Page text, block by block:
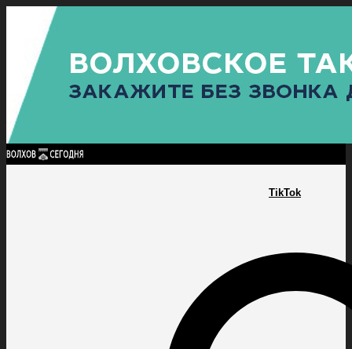
TikTok
Найти:
ГЛАВНАЯ ПОЛИТИКАПРОИСШЕСТВИЯ ПРОКУРАТУРАСПОРТ
ПОЛИТИКА
КУЛЬТУРА
ПОСЕЛЕНИЯ